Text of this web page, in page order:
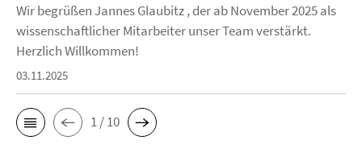
Wir begrüßen Jannes Glaubitz , der ab November 2025 als
wissenschaftlicher Mitarbeiter unser Team verstärkt.
Herzlich Willkommen!
03.11.2025
1 / 10